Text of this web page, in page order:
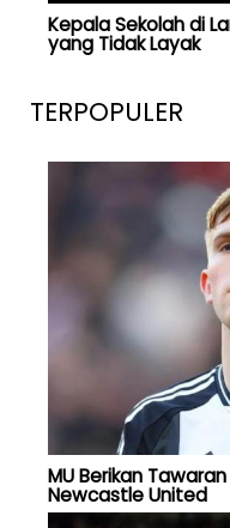
Kepala Sekolah di
yang Tidak Layak
TERPOPULER
MU Berikan
Newcastle United